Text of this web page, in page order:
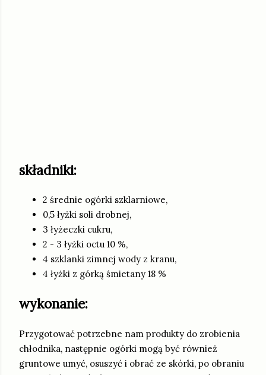
składniki:
2 średnie ogórki szklarniowe,
0,5 łyżki soli drobnej,
3 łyżeczki cukru,
2 - 3 łyżki octu 10 %,
4 szklanki zimnej wody z kranu,
4 łyżki z górką śmietany 18 %
wykonanie:
Przygotować potrzebne nam produkty do zrobienia
chłodnika, następnie ogórki mogą być również
gruntowe umyć, osuszyć i obrać ze skórki, po obraniu